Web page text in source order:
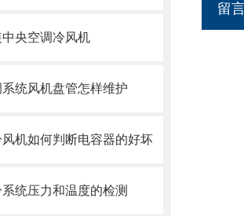
央空调冷风机
统风机盘管怎样维护
机如何判断电容器的好坏
统压力和温度的检测
留